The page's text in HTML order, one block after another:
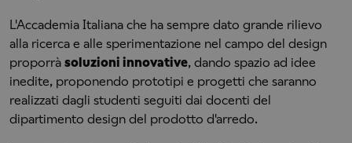
L'Accademia Italiana che ha sempre dato grande rilievo
alla ricerca e alle sperimentazione nel campo del design
proporrà soluzioni innovative, dando spazio ad idee
inedite, proponendo prototipi e progetti che saranno
realizzati dagli studenti seguiti dai docenti del
dipartimento design del prodotto d'arredo.